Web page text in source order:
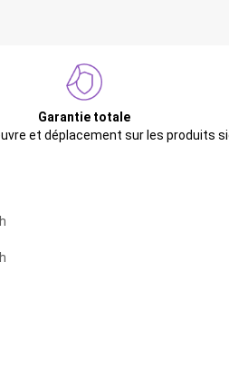
Garantie totale
et déplacement sur les produits